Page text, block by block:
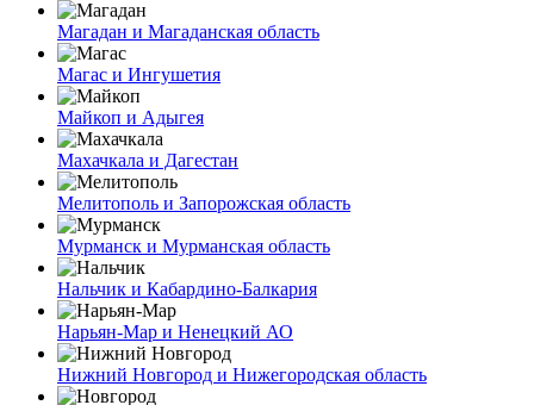
Магадан и Магаданская область
Магас и Ингушетия
Майкоп и Адыгея
Махачкала и Дагестан
Мелитополь и Запорожская область
Мурманск и Мурманская область
Нальчик и Кабардино-Балкария
Нарьян-Мар и Ненецкий АО
Нижний Новгород и Нижегородская область